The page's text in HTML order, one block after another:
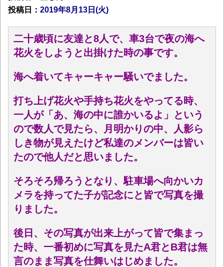
投稿日： 2019年8月13日(火)
二十歳頃に友達と8人で、車3台で夜の海へ
花火をしようと出掛けた時の事です。
海へ着いてキャーキャー騒いでました。
打ち上げ花火や手持ち花火をやってる時、
一人が「あ、海の中に誰かいるよ」という
ので数人で見たら、
月明かりの中、人影ら
しき物が見えたけど私達のメンバーは皆い
たので他人だと思いました。
そろそろ帰ろうとなり、駐車場へ向かいカ
メラを持ってた子が記念にと皆で写真を撮
りました。
後日、その写真が出来上がって皆で集まっ
た時、一番初めに写真を見たA君とB君は無
言のまま写真を仕舞いはじめました。